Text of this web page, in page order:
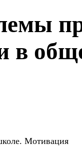
в
Мотивация